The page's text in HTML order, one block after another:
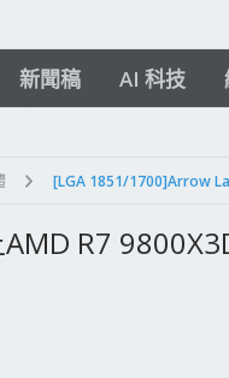
新聞稿 AI 科技
R7